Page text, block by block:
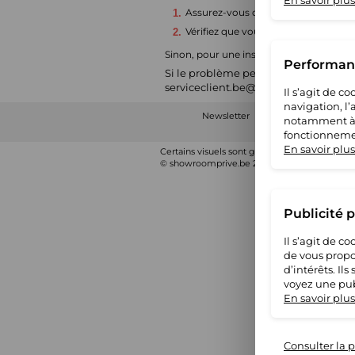
Assurez-vous que vous avez
Vérifiez que vous avez bien lu et
Sinon, pour une inscription simple et
Si le problème persiste, malgré les
Il s’agit de
navigation,
notamment
En savoir plus
Publicité
Il s’agit de
de vous
d’intérêts.
voyez une
En savoir plus
Consulter la
Newsletter Showroomprive
cookies
Certains visuels sont générés en IA
© showroomprive.be 2026